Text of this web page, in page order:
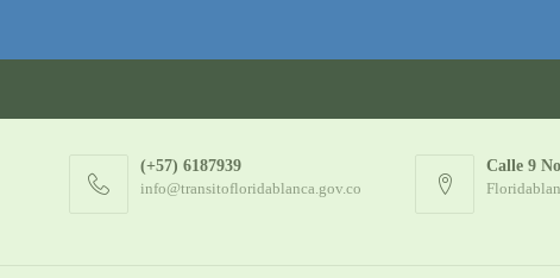
(+57) 6187939
info@transitofloridablanca.gov.co
Calle 9